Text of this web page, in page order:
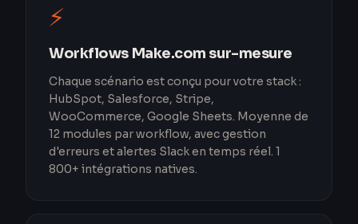
⚡
Workflows Make.com sur-mesure
Chaque scénario est conçu pour votre stack :
HubSpot, Salesforce, Stripe,
WooCommerce, Google Sheets. Moyenne de
12 modules par workflow, avec gestion
d'erreurs et alertes Slack en temps réel. 1
800+ intégrations natives.